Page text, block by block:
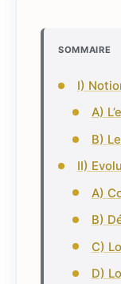
SOMMAIRE
I)
A)
B)
II)
A)
B)
C)
D)